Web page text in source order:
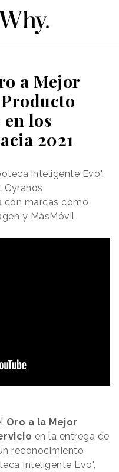
a Mejor
los
2021
inteligente Evo",
Cyranos
con marcas como
y MásMóvil
Oro a la Mejor
en la entrega de
reconocimiento
Inteligente Evo",